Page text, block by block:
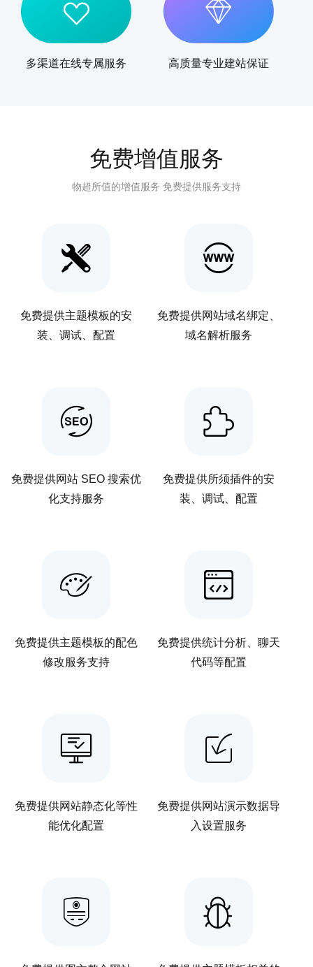
多渠道在线专属服务 高质量专业建站保证
免费增值服务
物超所值的增值服务 免费提供服务支持
免费提供主题模板的安
装、调试、配置
免费提供网站域名绑定、
域名解析服务
免费提供网站 SEO 搜索优
化支持服务
免费提供所须插件的安
装、调试、配置
免费提供主题模板的配色
修改服务支持
免费提供统计分析、聊天
代码等配置
免费提供网站静态化等性
能优化配置
免费提供网站演示数据导
入设置服务